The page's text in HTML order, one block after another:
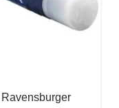
Ravensburger